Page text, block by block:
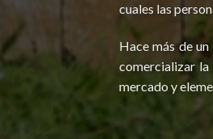
cuales las
Hace más de
comercializar la
mercado y